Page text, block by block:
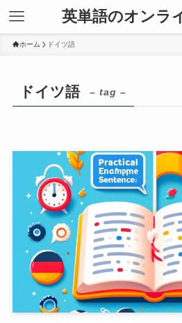
英単語のオンラ
ホーム ドイツ語
ドイツ語 – tag –